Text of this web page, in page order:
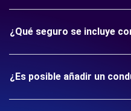
¿Qué seguro se incluye
¿Es posible añadir un